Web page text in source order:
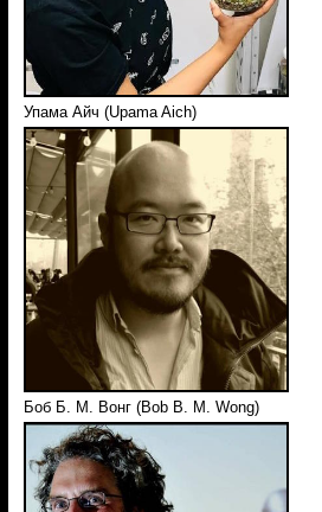
Упама Айч (Upama Aich)
Боб Б. М. Вонг (Bob B. M. Wong)